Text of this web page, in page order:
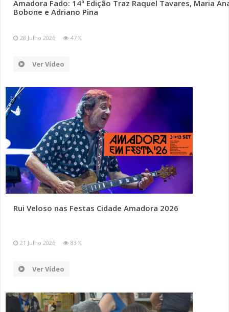
Amadora Fado: 14ª Edição Traz Raquel Tavares, Maria
Bobone e Adriano Pina
28 Julho 2026 47 K
Ver Vídeo
Rui Veloso nas Festas Cidade Amadora 2026
21 Julho 2026 83 K
Ver Vídeo